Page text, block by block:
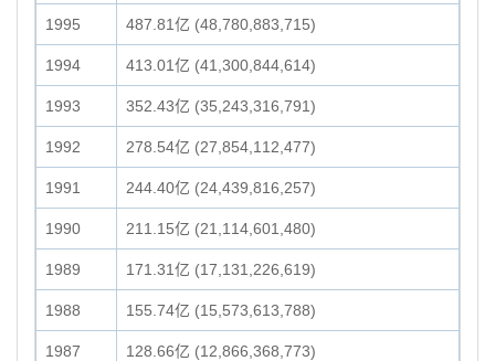
1995 487.81亿 (48,780,883,715)
1994 413.01亿 (41,300,844,614)
1993 352.43亿 (35,243,316,791)
1992 278.54亿 (27,854,112,477)
1991 244.40亿 (24,439,816,257)
1990 211.15亿 (21,114,601,480)
1989 171.31亿 (17,131,226,619)
1988 155.74亿 (15,573,613,788)
1987 128.66亿 (12,866,368,773)